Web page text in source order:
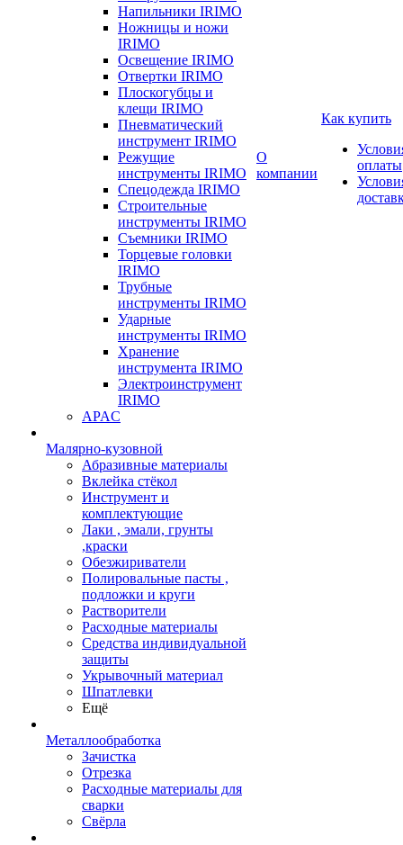
Напильники IRIMO
Ножницы и ножи
IRIMO
Освещение IRIMO
Отвертки IRIMO
Плоскогубцы и
клещи IRIMO
Пневматический
инструмент IRIMO
Режущие
инструменты IRIMO
Спецодежда IRIMO
Строительные
инструменты IRIMO
Съемники IRIMO
Торцевые головки
IRIMO
Трубные
инструменты IRIMO
Ударные
инструменты IRIMO
Хранение
инструмента IRIMO
Электроинструмент
IRIMO
APAC
Малярно-кузовной
Абразивные материалы
Вклейка стёкол
Инструмент и
комплектующие
Лаки , эмали, грунты
,краски
Обезжириватели
Полировальные пасты ,
подложки и круги
Растворители
Расходные материалы
Средства индивидуальной
защиты
Укрывочный материал
Шпатлевки
Ещё
Металлообработка
Зачистка
Отрезка
Расходные материалы для
сварки
Свёрла
О
компании
Как купить
оплаты